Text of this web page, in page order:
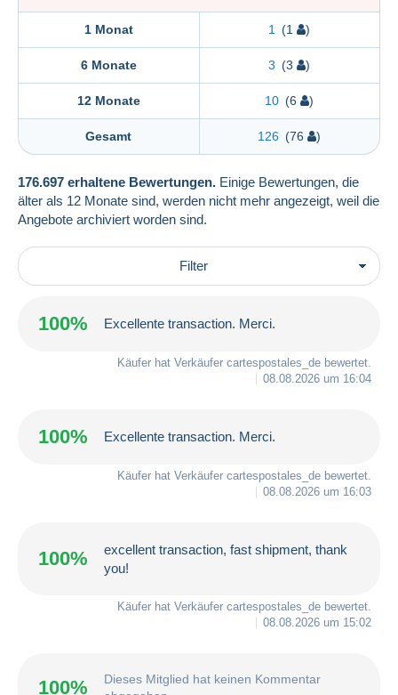
1 Monat 1 (1 )
6 Monate 3 (3 )
12 Monate 10 (6 )
Gesamt 126 (76 )
176.697 erhaltene Bewertungen. Einige Bewertungen, die
älter als 12 Monate sind, werden nicht mehr angezeigt, weil die
Angebote archiviert worden sind.
Filter
100% Excellente transaction. Merci.
Käufer hat Verkäufer cartespostales_de bewertet.
08.08.2026 um 16:04
100% Excellente transaction. Merci.
Käufer hat Verkäufer cartespostales_de bewertet.
08.08.2026 um 16:03
100%
excellent transaction, fast shipment, thank
you!
Käufer hat Verkäufer cartespostales_de bewertet.
08.08.2026 um 15:02
100%
Dieses Mitglied hat keinen Kommentar